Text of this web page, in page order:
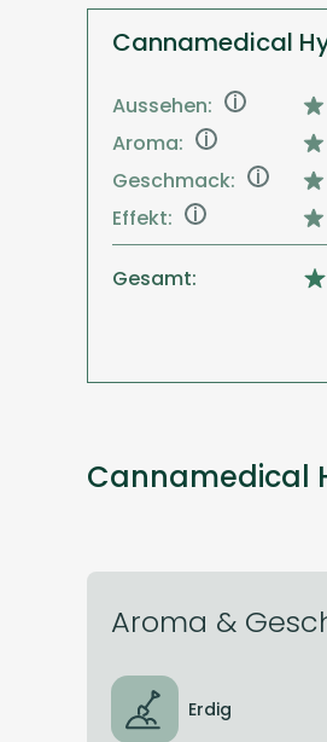
Cannamedical
Aussehen: i
Aroma: i
Geschmack: i
Effekt: i
Gesamt:
Cannamedical
Aroma &
Erdig